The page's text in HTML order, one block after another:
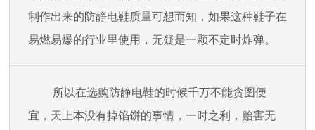
制作出来的防静电鞋质量可想而知，如果这种鞋子在
易燃易爆的行业里使用，无疑是一颗不定时炸弹。
所以在选购防静电鞋的时候千万不能贪图便
宜，天上本没有掉馅饼的事情，一时之利，贻害无